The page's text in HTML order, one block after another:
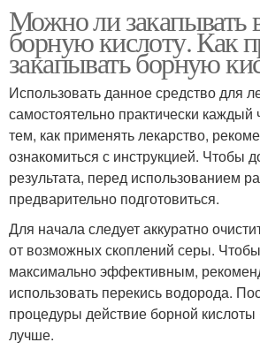
Можно ли закапывать
борную кислоту. Как
закапывать борную
Использовать данное средство для
самостоятельно практически
тем, как применять лекарство,
ознакомиться с инструкцией. Чтобы
результата, перед использованием
предварительно подготовиться.
Для начала следует аккуратно
от возможных скоплений серы.
максимально эффективным,
использовать перекись водорода.
процедуры действие борной кислоты
лучше.